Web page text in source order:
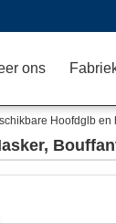
ons
Hoofdglb